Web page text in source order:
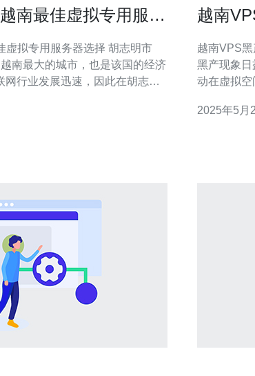
南最佳虚拟专用服务
用服务器选择 胡志明市
南最大的城市，也是该国的经济
网行业发展迅速，因此在胡志明
越南
越南VPS黑产盛
黑产现象
动在虚拟
南作为一个
2025年5月